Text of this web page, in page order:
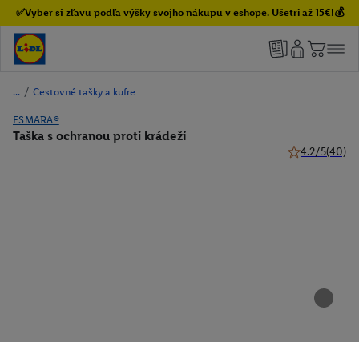
✅Vyber si zľavu podľa výšky svojho nákupu v eshope. Ušetri až 15€!💰
/ Cestovné tašky a kufre
ESMARA®
Taška s ochranou proti krádeži
4.2/5(40)